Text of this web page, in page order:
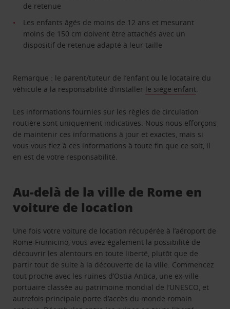
de retenue
Les enfants âgés de moins de 12 ans et mesurant
moins de 150 cm doivent être attachés avec un
dispositif de retenue adapté à leur taille
Remarque : le parent/tuteur de l’enfant ou le locataire du
véhicule a la responsabilité d’installer le siège enfant
Les informations fournies sur les règles de circulation
routière sont uniquement indicatives. Nous nous efforçons
de maintenir ces informations à jour et exactes, mais si
vous vous fiez à ces informations à toute fin que ce soit, il
en est de votre responsabilité.
Au-delà de la ville de Rome en
voiture de location
Une fois votre voiture de location récupérée à l’aéroport de
Rome-Fiumicino, vous avez également la possibilité de
découvrir les alentours en toute liberté, plutôt que de
partir tout de suite à la découverte de la ville. Commencez
tout proche avec les ruines d’Ostia Antica, une ex-ville
portuaire classée au patrimoine mondial de l’UNESCO, et
autrefois principale porte d’accès du monde romain